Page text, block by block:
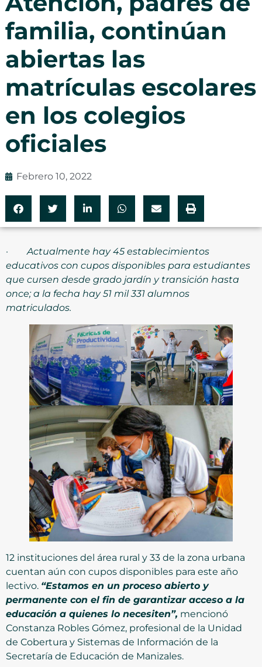
familia, continúan
abiertas las
matrículas escolares
en los colegios
oficiales
Febrero 10, 2022
·Actualmente hay 45 establecimientos
educativos con cupos disponibles para estudiantes
que cursen desde grado jardín y transición hasta
once;a la fecha hay 51 mil 331 alumnos
matriculados.
12 instituciones del área rural y 33 de la zona urbana
cuentan aún con cupos disponibles para este año
lectivo. “Estamos en un proceso abierto y
permanente con el fin de garantizar acceso a la
educación a quienes lo necesiten”, mencionó
Constanza Robles Gómez, profesional de la Unidad
de Cobertura y Sistemas de Información de la
Secretaría de Educación de Manizales.